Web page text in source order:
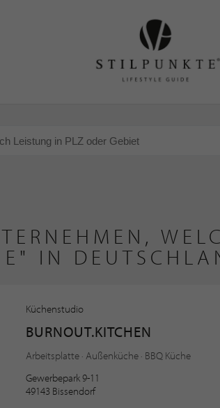
IN
Küchenstudio
BURNOUT.KITCHEN
Arbeitsplatte · Außenküche · BBQ Küche
Gewerbepark 9-11
49143 Bissendorf